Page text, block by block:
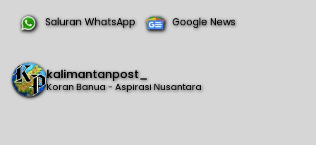
Saluran WhatsApp Google News
kalimantanpost_
Koran Banua - Aspirasi Nusantara